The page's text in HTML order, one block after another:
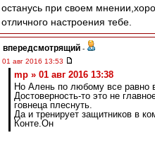
останусь при своем
отличного настроения тебе.
впередсмотрящий -
01 авг 2016 13:53
mp » 01 авг 2016 13:38
Но Алень по любому все равно
Достоверность-то это не
говнеца плеснуть.
Да и тренирует защитников в
Конте.Он